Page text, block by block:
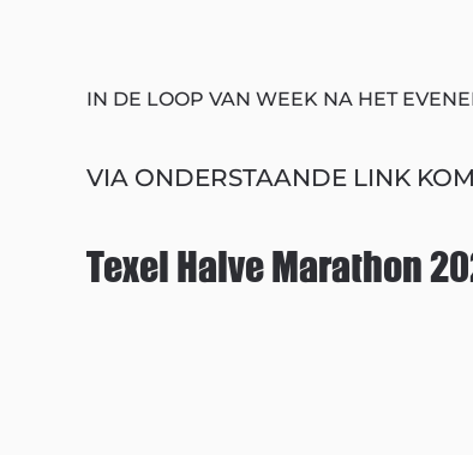
IN DE LOOP VAN WEEK NA HET
VIA ONDERSTAANDE LINK
Texel Halve Marathon